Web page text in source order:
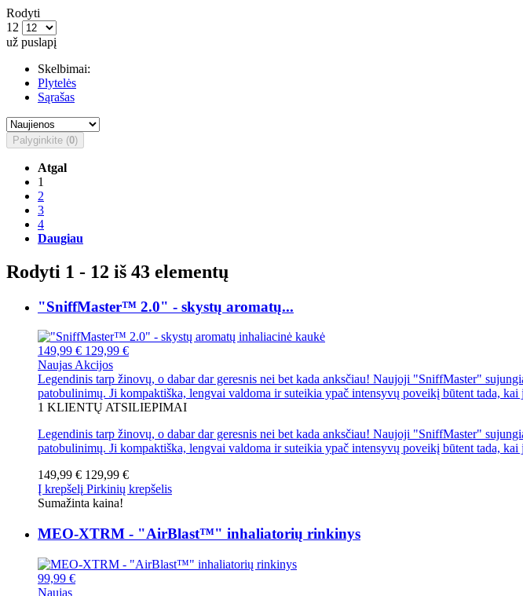
Rodyti
12
už puslapį
Skelbimai:
Plytelės
Sąrašas
Palyginkite (0)
Atgal
1
2
3
4
Daugiau
Rodyti 1 - 12 iš 43 elementų
"SniffMaster™ 2.0" - skystų aromatų...
149,99 € 129,99 €
NaujasAkcijos
Legendinis tarp žinovų, o dabar dar geresnis nei bet kada anksčiau! Naujoji "SniffMaster"
patobulinimų. Ji kompaktiška, lengvai valdoma ir suteikia ypač intensyvų poveikį būtent tada, kai
1 KLIENTŲ ATSILIEPIMAI
Legendinis tarp žinovų, o dabar dar geresnis nei bet kada anksčiau! Naujoji "SniffMaster"
patobulinimų. Ji kompaktiška, lengvai valdoma ir suteikia ypač intensyvų poveikį būtent tada, kai
149,99 € 129,99 €
Į krepšelį Pirkinių krepšelis
Sumažinta kaina!
MEO-XTRM - "AirBlast™" inhaliatorių rinkinys
99,99 €
Naujas